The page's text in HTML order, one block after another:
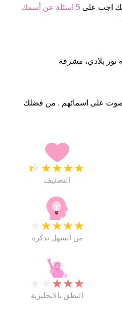
5 اسئلة عن أسمك
★
★
★
★
★
التصنيف
★
★
★
★
من السهل تذكره
★
★
★
النطق بالانجليزية